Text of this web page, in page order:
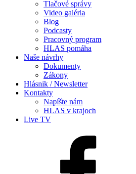
Tlačové správy
Video galéria
Blog
Podcasty
Pracovný program
HLAS pomáha
Naše návrhy
Dokumenty
Zákony
Hlásnik / Newsletter
Kontakty
Napíšte nám
HLAS v krajoch
Live TV